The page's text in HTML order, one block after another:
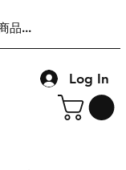
Log In